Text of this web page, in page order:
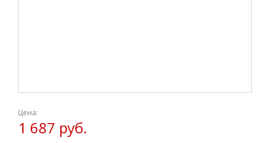
Цена:
1 687 руб.